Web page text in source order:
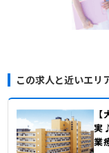
この求人と近いエリ
実
業